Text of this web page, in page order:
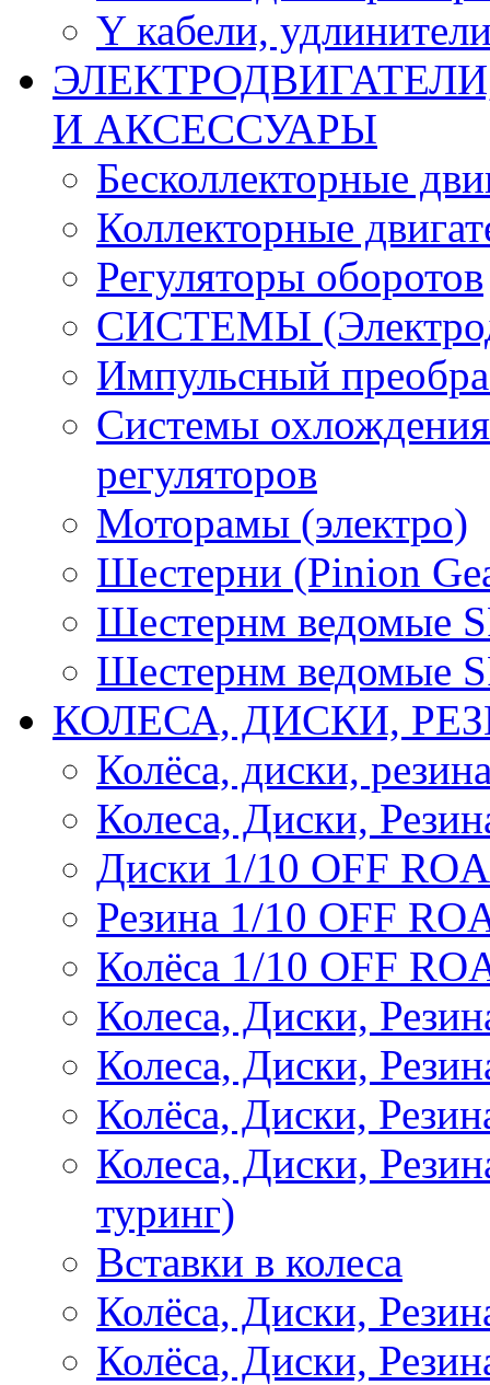
Y кабели,
И АКСЕССУАРЫ
Бесколлекторные
Коллекторные
Регуляторы оборотов
СИСТЕМЫ
Импульсный
Системы охлождения
регуляторов
Моторамы (электро)
Шестерни (Pinion
Шестернм ведомые
Шестернм ведомые
КОЛЕСА, ДИСКИ,
Колёса, диски,
Колеса, Диски,
Диски 1/10 OFF
Резина 1/10 OFF
Колёса 1/10 OFF
Колеса, Диски,
Колеса, Диски,
Колёса, Диски,
Колеса, Диски,
туринг)
Вставки в колеса
Колёса, Диски,
Колёса, Диски,